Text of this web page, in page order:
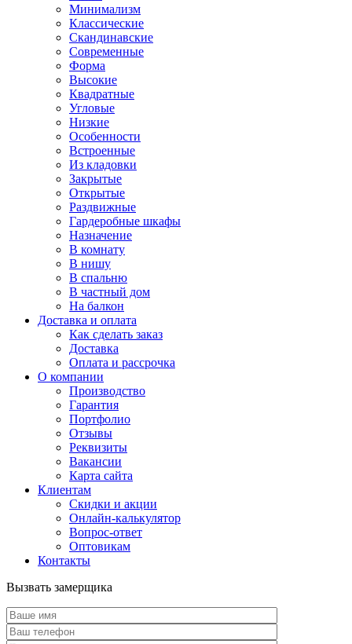
Минимализм
Классические
Скандинавские
Современные
Форма
Высокие
Квадратные
Угловые
Низкие
Особенности
Встроенные
Из кладовки
Закрытые
Открытые
Раздвижные
Гардеробные шкафы
Назначение
В комнату
В нишу
В спальню
В частный дом
На балкон
Доставка и оплата
Как сделать заказ
Доставка
Оплата и рассрочка
О компании
Производство
Гарантия
Портфолио
Отзывы
Реквизиты
Вакансии
Карта сайта
Клиентам
Скидки и акции
Онлайн-калькулятор
Вопрос-ответ
Оптовикам
Контакты
Вызвать замерщика